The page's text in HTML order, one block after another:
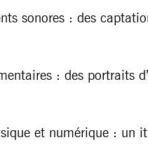
sonores : des
: des portraits
et numérique : un